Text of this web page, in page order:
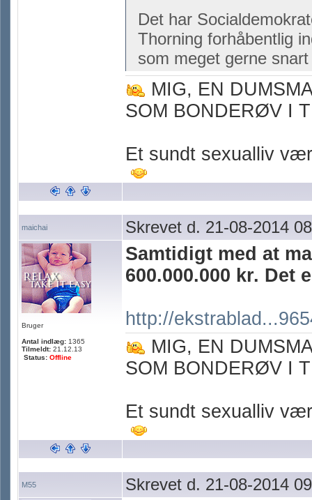
Det har
Thorning forhåbentlig
som meget gerne
MIG, EN
SOM BONDERØV I
Et sundt sexualliv
maichai Skrevet d. 21-08-2014
Bruger
Antal indlæg: 1365
Tilmeldt: 21.12.13
Status: Offline
Samtidigt med at
600.000.000 kr. Det
http://
MIG, EN
SOM BONDERØV I
Et sundt sexualliv
M55 Skrevet d. 21-08-2014